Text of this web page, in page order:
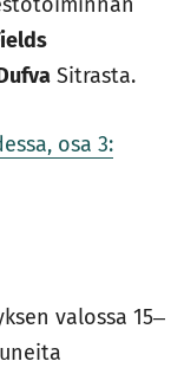
Sitrasta.
osa 3:
valossa 15‒